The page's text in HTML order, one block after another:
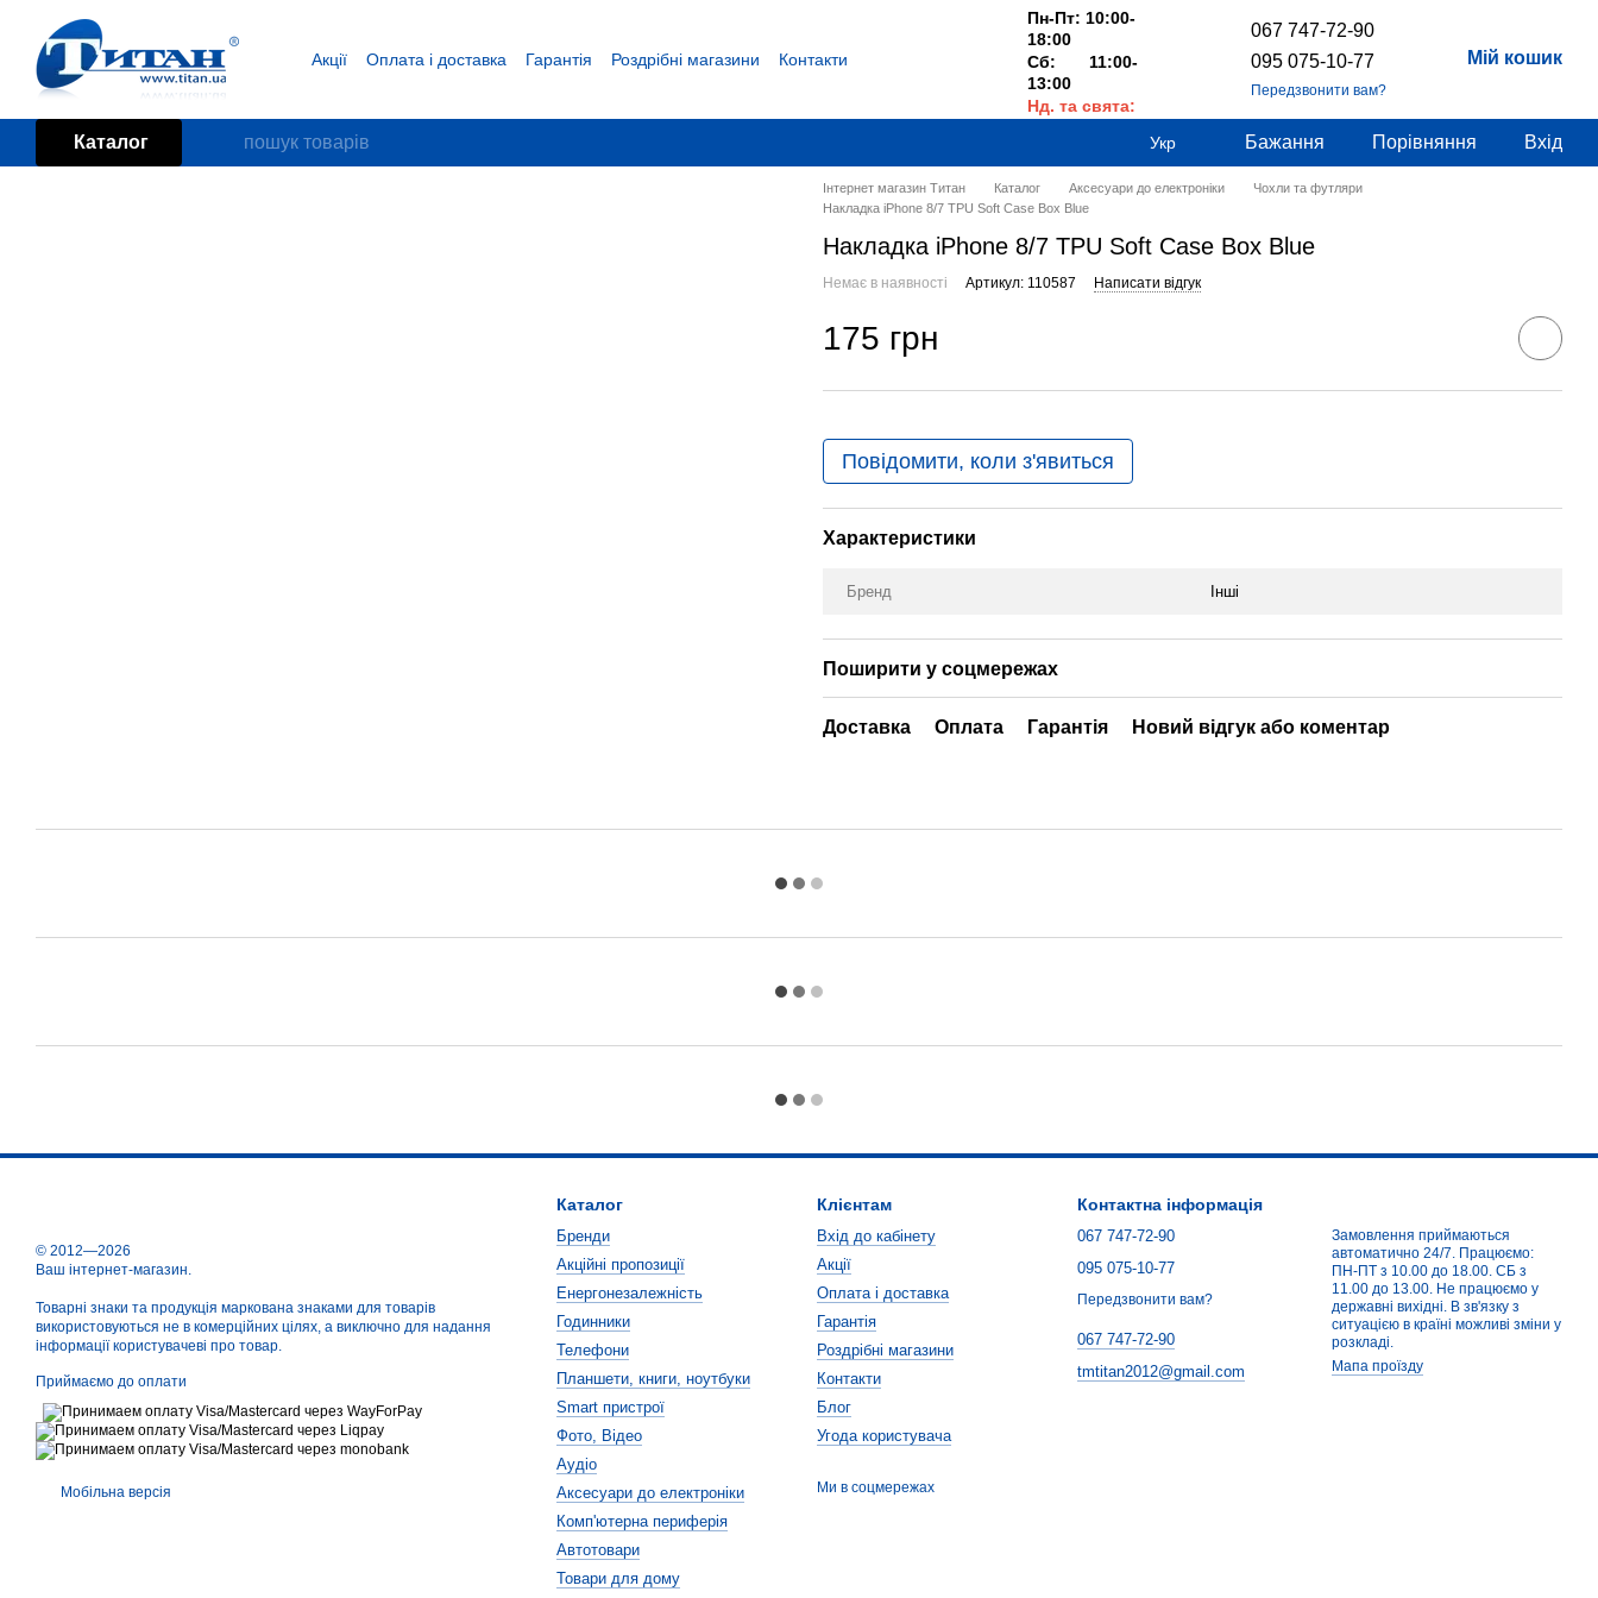
Перейти до основного контенту
Акції Оплата і доставка Гарантія Роздрібні магазини
Контакти
Пн-Пт: 10:00-
18:00
Сб: 11:00-
13:00
Нд. та свята:
067 747-72-90
095 075-10-77
Передзвонити вам?
Мій кошик
Каталог Укр Бажання Порівняння Вхід
Інтернет магазин Титан Каталог Аксесуари до електроніки
Чохли та футляри
Накладка iPhone 8/7 TPU Soft Case Box Blue
Накладка iPhone 8/7 TPU Soft Case Box Blue
Немає в наявності Артикул: 110587 Написати відгук
175 грн
Повідомити, коли з'явиться
Характеристики
Бренд Інші
Поширити у соцмережах
Доставка Оплата Гарантія Новий відгук або коментар
© 2012—2026
Ваш інтернет-магазин.
Товарні знаки та продукція маркована знаками для товарів
використовуються не в комерційних цілях, а виключно для надання
інформації користувачеві про товар.
Приймаємо до оплати
Мобільна версія
Каталог
Бренди
Акційні пропозиції
Енергонезалежність
Годинники
Телефони
Планшети, книги, ноутбуки
Smart пристрої
Фото, Відео
Аудіо
Аксесуари до електроніки
Комп'ютерна периферія
Автотовари
Товари для дому
Клієнтам
Вхід до кабінету
Акції
Оплата і доставка
Гарантія
Роздрібні магазини
Контакти
Блог
Угода користувача
Ми в соцмережах
Контактна інформація
067 747-72-90
095 075-10-77
Передзвонити вам?
067 747-72-90
tmtitan2012@gmail.com
Замовлення приймаються
автоматично 24/7. Працюємо:
ПН-ПТ з 10.00 до 18.00. СБ з
11.00 до 13.00. Не працюємо у
державні вихідні. В зв'язку з
ситуацією в країні можливі зміни у
розкладі.
Мапа проїзду